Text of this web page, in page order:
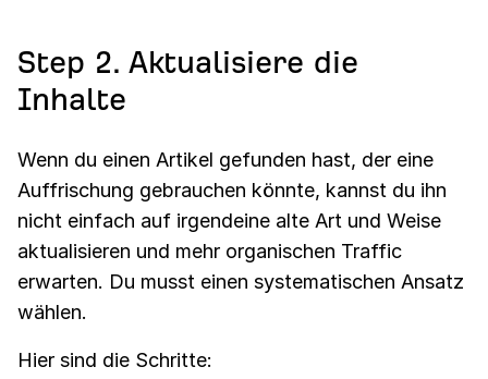
Step 2. Aktualisiere die
Inhalte
Wenn du einen Artikel gefunden hast, der eine
Auffrischung gebrauchen könnte, kannst du ihn
nicht einfach auf irgendeine alte Art und Weise
aktualisieren und mehr organischen Traffic
erwarten. Du musst einen systematischen Ansatz
wählen.
Hier sind die Schritte: